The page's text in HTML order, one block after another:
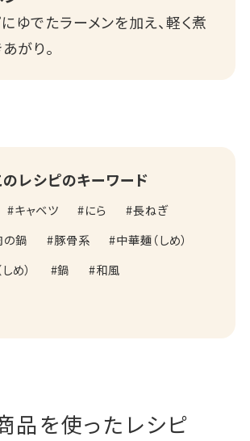
ゆでたラーメンを加え、軽く煮
がり。
のレシピのキーワード
キャベツ にら
長ねぎ
の鍋 豚骨系
中華麺（しめ）
め）
鍋
和風
品を使ったレシピ